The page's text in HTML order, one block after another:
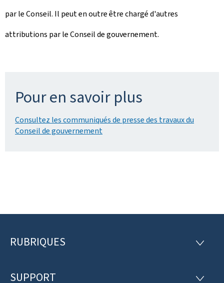
par le Conseil. Il peut en outre être chargé d'autres
attributions par le Conseil de gouvernement.
Pour en savoir plus
Consultez les communiqués de presse des travaux du
Conseil de gouvernement
P
RUBRIQUES
R
R
SUPPORT S